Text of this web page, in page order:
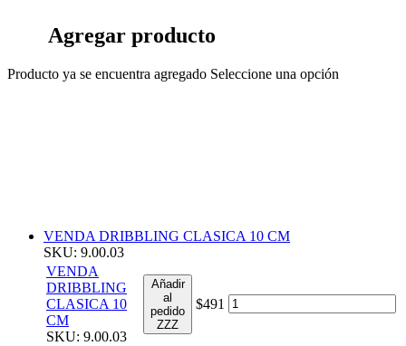
Agregar producto
Producto ya se encuentra agregado Seleccione una opción
VENDA DRIBBLING CLASICA 10 CM
SKU: 9.00.03
VENDA
DRIBBLING
CLASICA 10
CM
SKU: 9.00.03
Añadir
al
pedido
ZZZ
$491